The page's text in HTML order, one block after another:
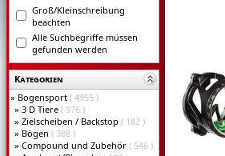
Groß/Kleinschreibung
beachten
Alle Suchbegriffe müssen
gefunden werden
Kategorien
» Bogensport ( 4955 )
» 3 D Tiere ( 976 )
» Zielscheiben / Backstop ( 182 )
» Bögen ( 388 )
» Compound und Zubehör ( 546 )